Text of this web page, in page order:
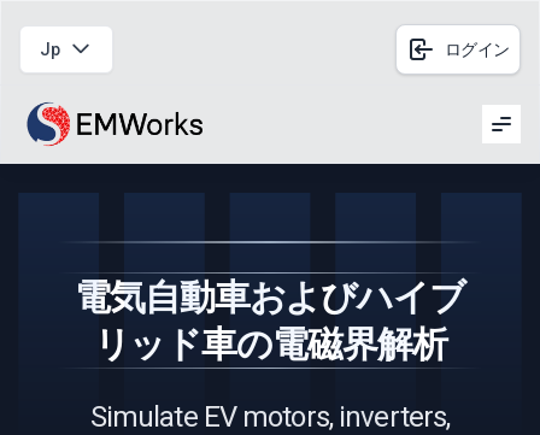
Jp ログイン
電気自動車およびハイブ
リッド車の電磁界解析
Simulate EV motors, inverters,